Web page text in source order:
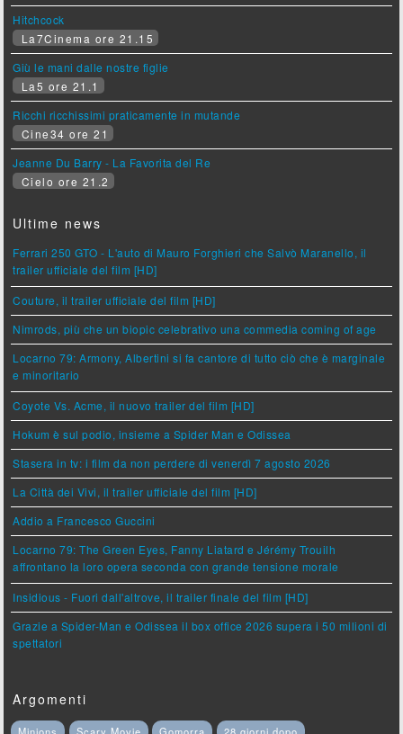
Hitchcock
La7Cinema ore 21.15
Giù le mani dalle nostre figlie
La5 ore 21.1
Ricchi ricchissimi praticamente in mutande
Cine34 ore 21
Jeanne Du Barry - La Favorita del Re
Cielo ore 21.2
Ultime news
Ferrari 250 GTO - L'auto di Mauro Forghieri che Salvò Maranello, il
trailer ufficiale del film [HD]
Couture, il trailer ufficiale del film [HD]
Nimrods, più che un biopic celebrativo una commedia coming of age
Locarno 79: Armony, Albertini si fa cantore di tutto ciò che è marginale
e minoritario
Coyote Vs. Acme, il nuovo trailer del film [HD]
Hokum è sul podio, insieme a Spider Man e Odissea
Stasera in tv: i film da non perdere di venerdì 7 agosto 2026
La Città dei Vivi, il trailer ufficiale del film [HD]
Addio a Francesco Guccini
Locarno 79: The Green Eyes, Fanny Liatard e Jérémy Trouilh
affrontano la loro opera seconda con grande tensione morale
Insidious - Fuori dall'altrove, il trailer finale del film [HD]
Grazie a Spider-Man e Odissea il box office 2026 supera i 50 milioni di
spettatori
Argomenti